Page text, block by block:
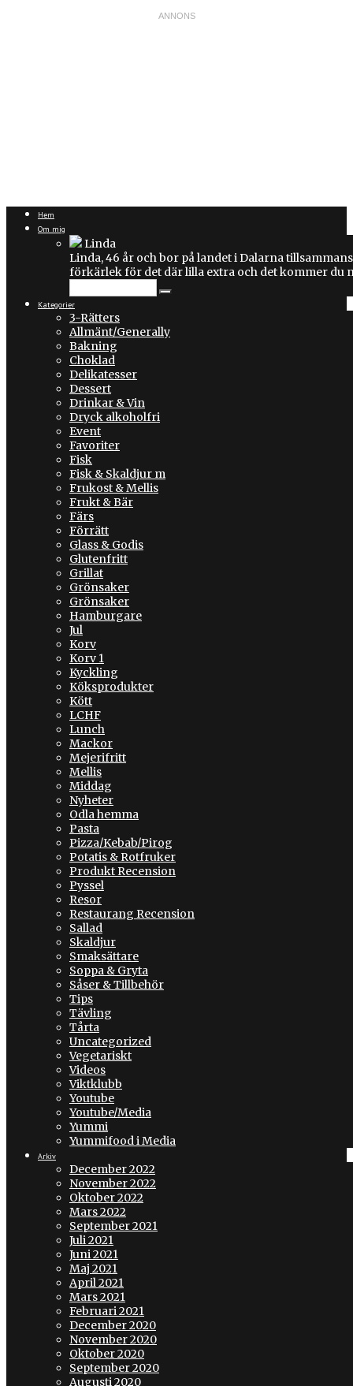
Hem
Om mig
Linda
Linda, 46 år och bor på landet i Dalarna
förkärlek för det där lilla extra och det kommer du
Kategorier
3-Rätters
Allmänt/Generally
Bakning
Choklad
Delikatesser
Dessert
Drinkar & Vin
Dryck alkoholfri
Event
Favoriter
Fisk
Fisk & Skaldjur m
Frukost & Mellis
Frukt & Bär
Färs
Förrätt
Glass & Godis
Glutenfritt
Grillat
Grönsaker
Grönsaker
Hamburgare
Jul
Korv
Korv 1
Kyckling
Köksprodukter
Kött
LCHF
Lunch
Mackor
Mejerifritt
Mellis
Middag
Nyheter
Odla hemma
Pasta
Pizza/Kebab/Pirog
Potatis & Rotfruker
Produkt Recension
Pyssel
Resor
Restaurang Recension
Sallad
Skaldjur
Smaksättare
Soppa & Gryta
Såser & Tillbehör
Tips
Tävling
Tårta
Uncategorized
Vegetariskt
Videos
Viktklubb
Youtube
Youtube/Media
Yummi
Yummifood i Media
Arkiv
December 2022
November 2022
Oktober 2022
Mars 2022
September 2021
Juli 2021
Juni 2021
Maj 2021
April 2021
Mars 2021
Februari 2021
December 2020
November 2020
Oktober 2020
September 2020
Augusti 2020